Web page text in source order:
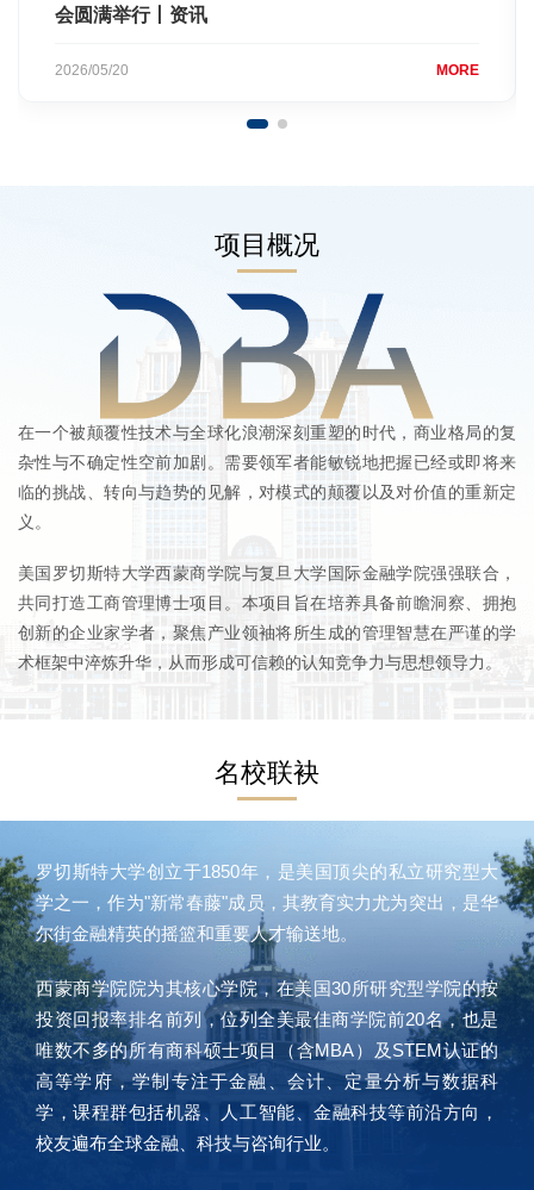
会圆满举行丨资讯
2026/05/20 MORE
项目概况
在一个被颠覆性技术与全球化浪潮深刻重塑的时代，商业格局的复
杂性与不确定性空前加剧。需要领军者能敏锐地把握已经或即将来
临的挑战、转向与趋势的见解，对模式的颠覆以及对价值的重新定
义。
美国罗切斯特大学西蒙商学院与复旦大学国际金融学院强强联合，
共同打造工商管理博士项目。本项目旨在培养具备前瞻洞察、拥抱
创新的企业家学者，聚焦产业领袖将所生成的管理智慧在严谨的学
术框架中淬炼升华，从而形成可信赖的认知竞争力与思想领导力。
名校联袂
罗切斯特大学创立于1850年，是美国顶尖的私立研究型大
学之一，作为"新常春藤"成员，其教育实力尤为突出，是华
尔街金融精英的摇篮和重要人才输送地。
西蒙商学院院为其核心学院，在美国30所研究型学院的按
投资回报率排名前列，位列全美最佳商学院前20名，也是
唯数不多的所有商科硕士项目（含MBA）及STEM认证的
高等学府，学制专注于金融、会计、定量分析与数据科
学，课程群包括机器、人工智能、金融科技等前沿方向，
校友遍布全球金融、科技与咨询行业。